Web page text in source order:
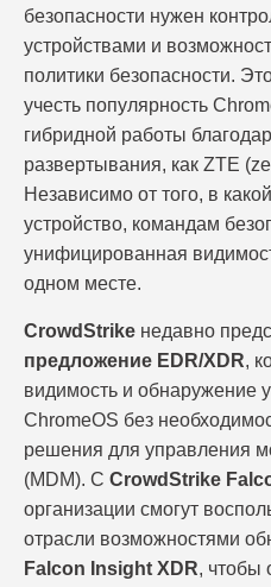
безопасности нужен
устройствами и
политики безопасности.
учесть популярность
гибридной работы
развертывания, как ZTE
Независимо от того, в
устройство, командам
унифицированная
одном месте.
CrowdStrike недавно
предложение EDR/XDR,
видимость и обнаружение
ChromeOS без
решения для управления
(MDM). С CrowdStrike
организации смогут
отрасли возможностями
Falcon Insight XDR, чтобы